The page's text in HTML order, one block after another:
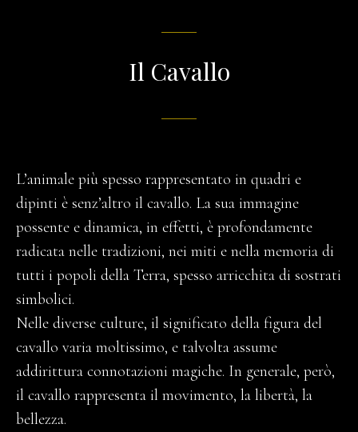
Il Cavallo
L’animale più spesso rappresentato in quadri e
dipinti è senz’altro il cavallo. La sua immagine
possente e dinamica, in effetti, è profondamente
radicata nelle tradizioni, nei miti e nella memoria di
tutti i popoli della Terra, spesso arricchita di sostrati
simbolici.
Nelle diverse culture, il significato della figura del
cavallo varia moltissimo, e talvolta assume
addirittura connotazioni magiche. In generale, però,
il cavallo rappresenta il movimento, la libertà, la
bellezza.